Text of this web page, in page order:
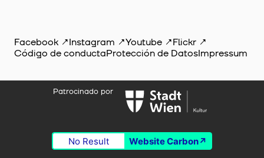
© Amina Handke
Facebook Instagram Youtube
Flickr
Código de conductaProtección de DatosImpressum
Patrocinado por
No Result Website Carbon